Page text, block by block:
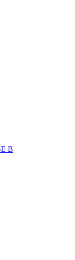
B